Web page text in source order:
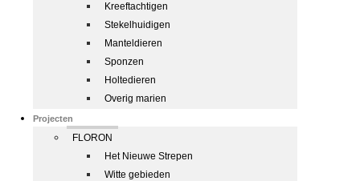
Kreeftachtigen
Stekelhuidigen
Manteldieren
Sponzen
Holtedieren
Overig marien
Projecten
FLORON
Het Nieuwe Strepen
Witte gebieden